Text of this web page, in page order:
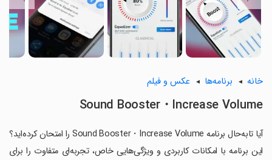
خانه برنامه‌ها عکس و فیلم
Sound Booster・Increase Volume
آیا تابه‌حال برنامه Sound Booster・Increase Volume را امتحان کرده‌اید؟
این برنامه با امکانات کاربردی و ویژگی‌هایی خاص، تجربه‌ای متفاوت را برای